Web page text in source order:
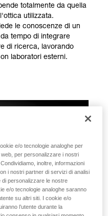
totalmente da quella
utilizzata.
le conoscenze di un
tempo di integrare
di ricerca, lavorando
laboratori esterni.
e/o tecnologie analoghe per
per personalizzare i nostri
inoltre, informazioni
i nostri partner di servizi di analisi
di personalizzare le nostre
e/o tecnologie analoghe saranno
su altri siti. I cookie e/o
l’utente durante la